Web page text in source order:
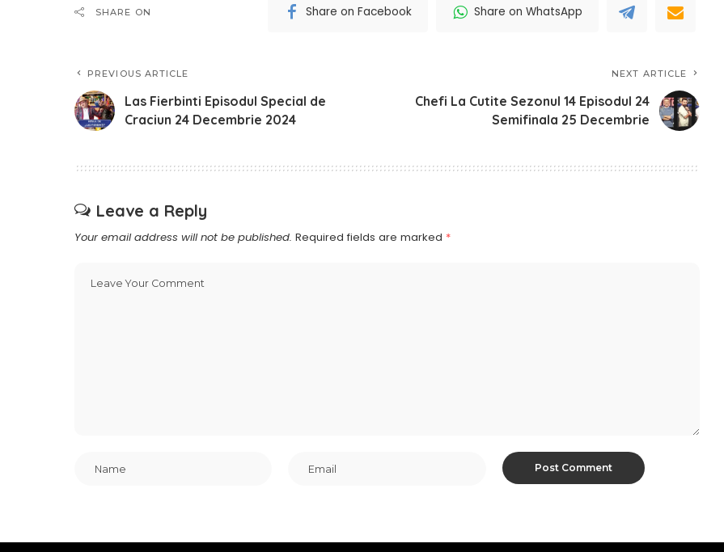
SHARE ON Share on Facebook Share on WhatsApp
PREVIOUS ARTICLE
Las Fierbinti Episodul Special de
Craciun 24 Decembrie 2024
NEXT ARTICLE
Chefi La Cutite Sezonul 14 Episodul 24
Semifinala 25 Decembrie
Leave a Reply
Your email address will not be published. Required fields are marked *